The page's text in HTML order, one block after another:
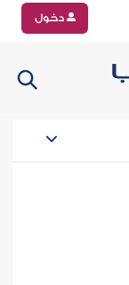
دخول